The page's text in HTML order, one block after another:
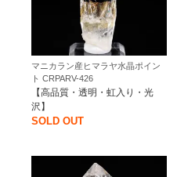
マニカラン産ヒマラヤ水晶ポイン
ト CRPARV-426
【高品質・透明・虹入り・光
沢】
SOLD OUT